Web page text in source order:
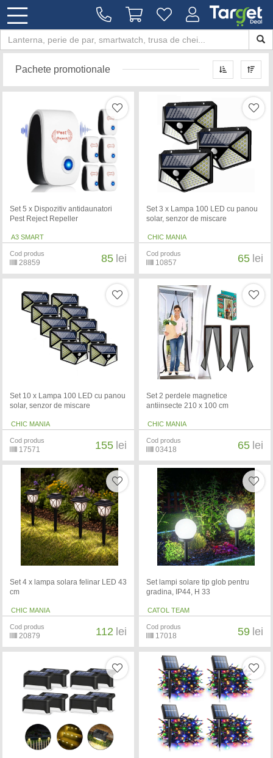
Pachete promotionale
Set 5 x Dispozitiv antidaunatori
Pest Reject Repeller
A3 SMART
Cod produs
28859 85 lei
Set 3 x Lampa 100 LED cu panou
solar, senzor de miscare
CHIC MANIA
Cod produs
10857 65 lei
Set 10 x Lampa 100 LED cu panou
solar, senzor de miscare
CHIC MANIA
Cod produs
17571 155 lei
Set 2 perdele magnetice
antiinsecte 210 x 100 cm
CHIC MANIA
Cod produs
03418 65 lei
Set 4 x lampa solara felinar LED 43
cm
CHIC MANIA
Cod produs
20879 112 lei
Set lampi solare tip glob pentru
gradina, IP44, H 33
CATOL TEAM
Cod produs
17018 59 lei